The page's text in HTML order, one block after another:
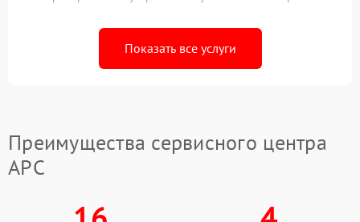
Показать все услуги
Преимущества сервисного центра
APC